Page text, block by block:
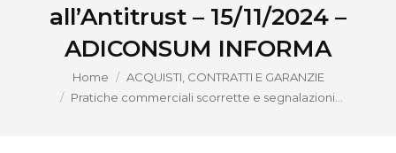
all’Antitrust – 15/11/2024 –
ADICONSUM INFORMA
You are here:
Home
ACQUISTI, CONTRATTI E GARANZIE
Pratiche commerciali scorrette e segnalazioni…